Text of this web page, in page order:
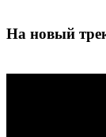
На новый